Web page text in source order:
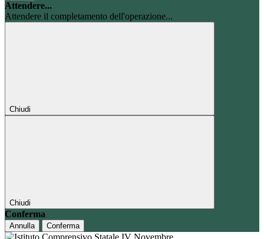
Attendere...
Attendere il completamento dell'operazione...
Chiudi
Chiudi
Conferma
Annulla Conferma